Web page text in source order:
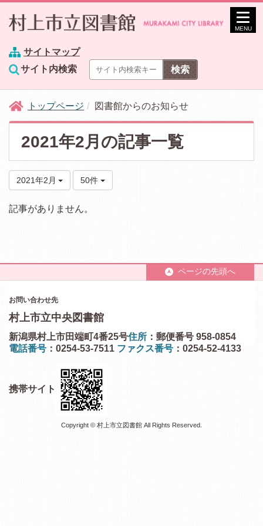
サイトマップ
サイト内検索
MENU
トップページ 図書館からのお知らせ
2021年2月の記事一覧
2021年2月 50件
記事がありません。
ページの先頭へ
お問い合わせ先
村上市立中央図書館
住所 ：郵便番号 958-0854
新潟県村上市田端町4番25号
電話番号 ：0254-53-7511 ファクス番号 ：0254-52-4133
携帯サイト
Copyright © 村上市立図書館 All Rights Reserved.